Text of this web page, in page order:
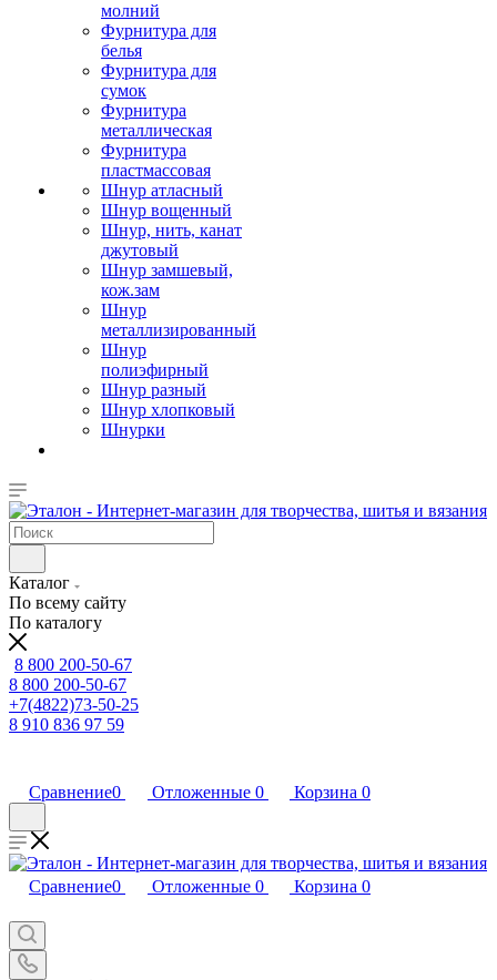
молний
Фурнитура для
белья
Фурнитура для
сумок
Фурнитура
металлическая
Фурнитура
пластмассовая
Шнур атласный
Шнур вощенный
Шнур, нить, канат
джутовый
Шнур замшевый,
кож.зам
Шнур
металлизированный
Шнур
полиэфирный
Шнур разный
Шнур хлопковый
Шнурки
Каталог
По всему сайту
По каталогу
8 800 200-50-67
8 800 200-50-67
+7(4822)73-50-25
8 910 836 97 59
Сравнение0 Отложенные 0 Корзина 0
Сравнение0 Отложенные 0 Корзина 0